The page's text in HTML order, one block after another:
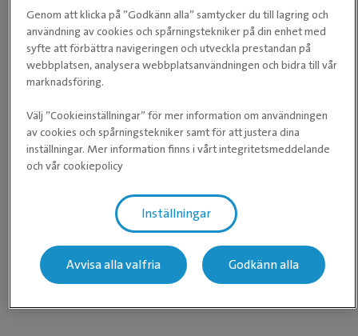
Genom att klicka på ”Godkänn alla” samtycker du till lagring och
användning av cookies och spårningstekniker på din enhet med
syfte att förbättra navigeringen och utveckla prestandan på
webbplatsen, analysera webbplatsanvändningen och bidra till vår
marknadsföring.
Välj ”Cookieinställningar” för mer information om användningen
av cookies och spårningstekniker samt för att justera dina
inställningar. Mer information finns i vårt integritetsmeddelande
och vår cookiepolicy
Inställningar
Avvisa alla valfria Godkänn alla